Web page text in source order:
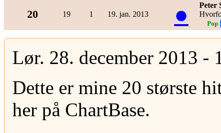
20 19 1 19. jan. 2013 ●
Peter
Pop
Lør. 28. december 2013 -
Dette er mine 20 største
her på ChartBase.